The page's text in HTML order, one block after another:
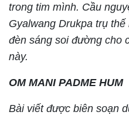
trong tim mình. Cầu
Gyalwang Drukpa trụ
đèn sáng soi đường cho
này.
OM MANI PADME HUM
Bài viết được biên soạn